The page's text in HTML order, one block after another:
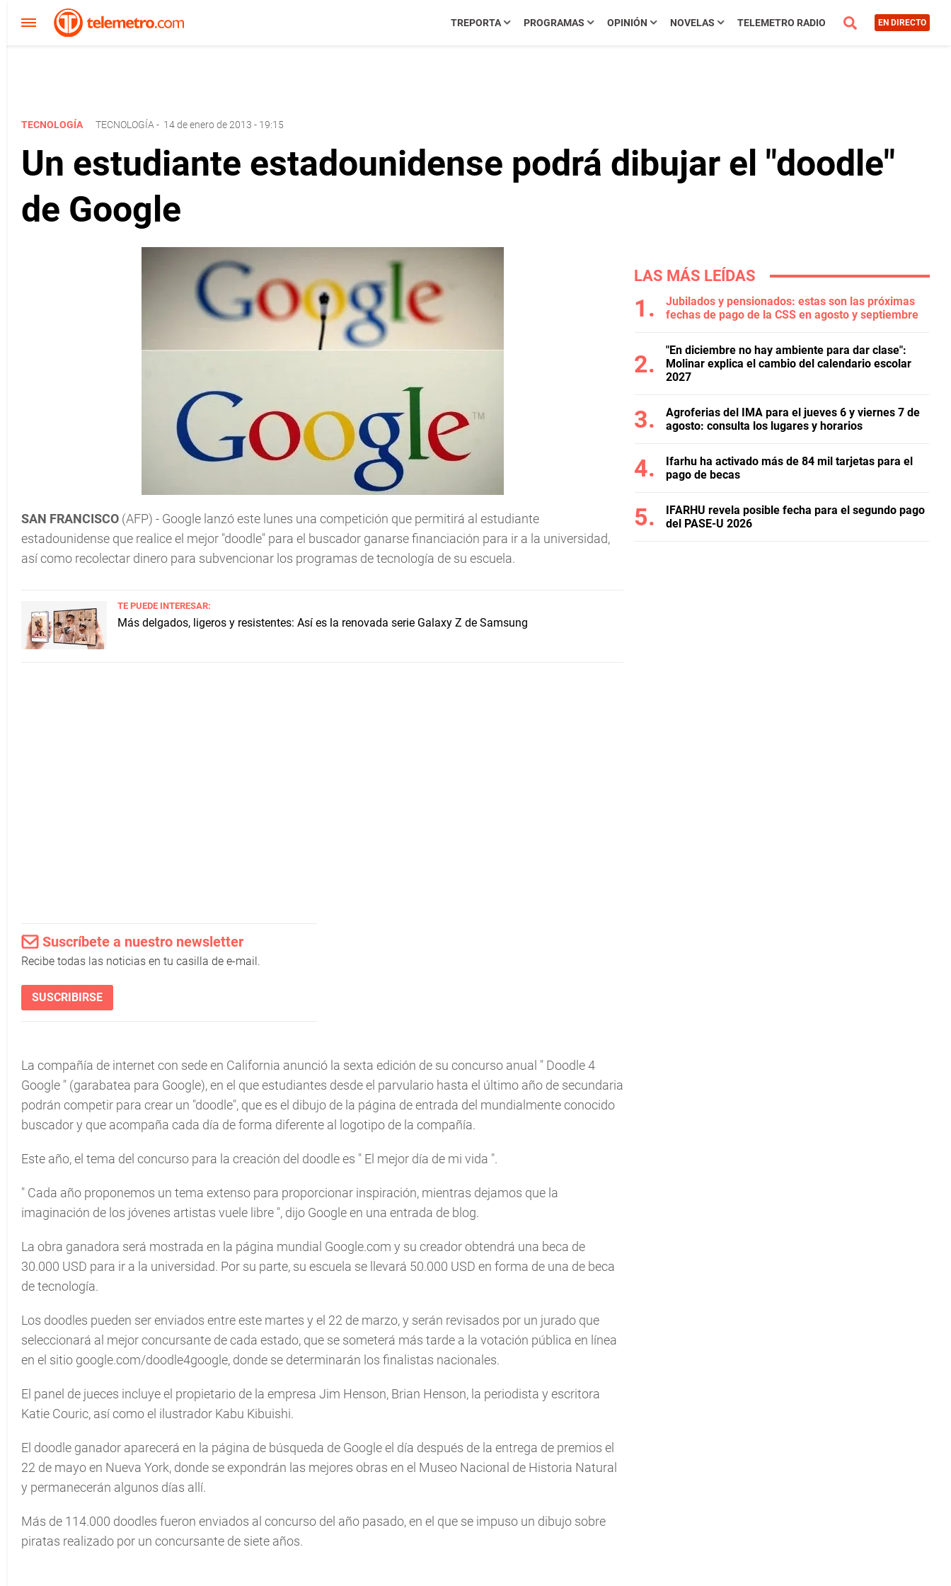
TREPORTA PROGRAMAS OPINIÓN NOVELAS TELEMETRO RADIO EN DIRECTO
TECNOLOGÍA TECNOLOGÍA - 14 de enero de 2013 - 19:15
Un estudiante estadounidense podrá dibujar el "doodle"
de Google
SAN FRANCISCO (AFP) - Google lanzó este lunes una competición que permitirá al estudiante
estadounidense que realice el mejor "doodle" para el buscador ganarse financiación para ir a la universidad,
así como recolectar dinero para subvencionar los programas de tecnología de su escuela.
TE PUEDE INTERESAR:
Más delgados, ligeros y resistentes: Así es la renovada serie Galaxy Z de Samsung
Suscríbete a nuestro newsletter
Recibe todas las noticias en tu casilla de e-mail.
SUSCRIBIRSE
La compañía de internet con sede en California anunció la sexta edición de su concurso anual " Doodle 4
Google " (garabatea para Google), en el que estudiantes desde el parvulario hasta el último año de secundaria
podrán competir para crear un "doodle", que es el dibujo de la página de entrada del mundialmente conocido
buscador y que acompaña cada día de forma diferente al logotipo de la compañía.
Este año, el tema del concurso para la creación del doodle es " El mejor día de mi vida ".
" Cada año proponemos un tema extenso para proporcionar inspiración, mientras dejamos que la
imaginación de los jóvenes artistas vuele libre ", dijo Google en una entrada de blog.
La obra ganadora será mostrada en la página mundial Google.com y su creador obtendrá una beca de
30.000 USD para ir a la universidad. Por su parte, su escuela se llevará 50.000 USD en forma de una de beca
de tecnología.
Los doodles pueden ser enviados entre este martes y el 22 de marzo, y serán revisados por un jurado que
seleccionará al mejor concursante de cada estado, que se someterá más tarde a la votación pública en línea
en el sitio google.com/doodle4google, donde se determinarán los finalistas nacionales.
El panel de jueces incluye el propietario de la empresa Jim Henson, Brian Henson, la periodista y escritora
Katie Couric, así como el ilustrador Kabu Kibuishi.
El doodle ganador aparecerá en la página de búsqueda de Google el día después de la entrega de premios el
22 de mayo en Nueva York, donde se expondrán las mejores obras en el Museo Nacional de Historia Natural
y permanecerán algunos días allí.
Más de 114.000 doodles fueron enviados al concurso del año pasado, en el que se impuso un dibujo sobre
piratas realizado por un concursante de siete años.
LAS MÁS LEÍDAS
Jubilados y pensionados: estas son las próximas
fechas de pago de la CSS en agosto y septiembre
"En diciembre no hay ambiente para dar clase":
Molinar explica el cambio del calendario escolar
2027
Agroferias del IMA para el jueves 6 y viernes 7 de
agosto: consulta los lugares y horarios
Ifarhu ha activado más de 84 mil tarjetas para el
pago de becas
IFARHU revela posible fecha para el segundo pago
del PASE-U 2026